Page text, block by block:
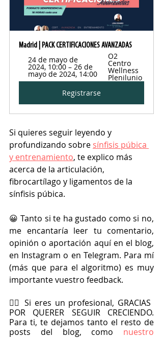
Madrid | PACK CERTIFICACIONES AVANZADAS
24 de mayo de
2024, 10:00 – 26 de
mayo de 2024, 14:00
O2
Centro
Wellness
Plenilunio
Registrarse
Si quieres seguir leyendo y
profundizando sobre sínfisis púbica
y entrenamiento, te explico más
acerca de la articulación,
fibrocartílago y ligamentos de la
sínfisis púbica.
😀 Tanto si te ha gustado como si no,
me encantaría leer tu comentario,
opinión o aportación aquí en el blog,
en Instagram o en Telegram. Para mí
(más que para el algoritmo) es muy
importante vuestro feedback.
🏋️‍♀️ Si eres un profesional, GRACIAS
POR QUERER SEGUIR CRECIENDO.
Para ti, te dejamos tanto el resto de
posts del blog, como nuestro